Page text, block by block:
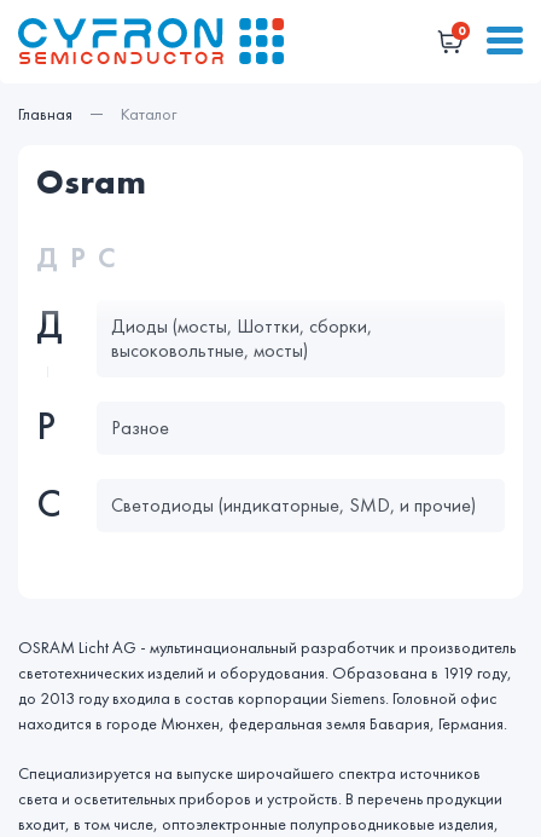
0
Главная Каталог
osram
Д Р С
Д
Диоды (мосты, Шоттки, сборки,
высоковольтные, мосты)
Р Разное
С Светодиоды (индикаторные, SMD, и прочие)
OSRAM Licht AG - мультинациональный разработчик и производитель
светотехнических изделий и оборудования. Образована в 1919 году,
до 2013 году входила в состав корпорации Siemens. Головной офис
находится в городе Мюнхен, федеральная земля Бавария, Германия.
Специализируется на выпуске широчайшего спектра источников
света и осветительных приборов и устройств. В перечень продукции
входит, в том числе, оптоэлектронные полупроводниковые изделия,